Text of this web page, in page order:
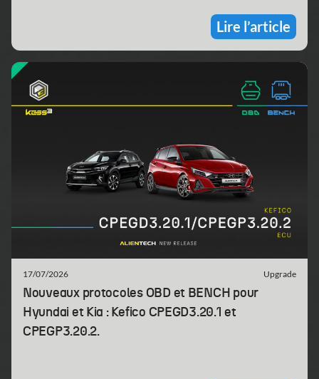
Lire l’article
17/07/2026 Upgrade
Nouveaux protocoles OBD et BENCH pour
Hyundai et Kia : Kefico CPEGD3.20.1 et
CPEGP3.20.2.